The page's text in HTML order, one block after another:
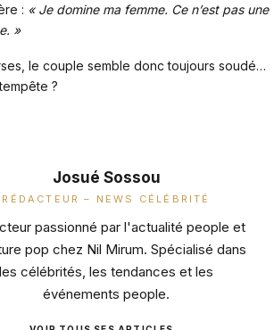
: « Je domine ma femme. Ce n’est pas une
»
le couple semble donc toujours soudé…
?
Josué Sossou
RÉDACTEUR – NEWS CÉLÉBRITÉ
passionné par l'actualité people et
pop chez Nil Mirum. Spécialisé dans
les célébrités, les tendances et les
événements people.